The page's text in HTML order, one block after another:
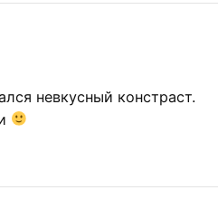
невкусный констраст.